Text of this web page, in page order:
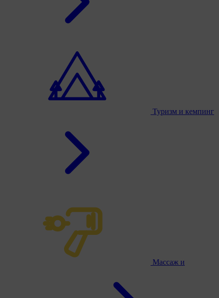
Туризм и кемпинг
Массаж и